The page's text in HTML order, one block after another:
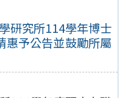
研究所114學年博士
惠予公告並鼓勵所屬